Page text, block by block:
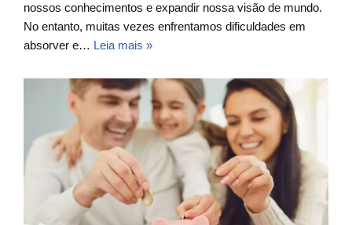
nossos conhecimentos e expandir nossa visão de mundo.
No entanto, muitas vezes enfrentamos dificuldades em
absorver e… Leia mais »